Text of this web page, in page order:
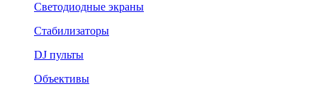
Светодиодные экраны
Стабилизаторы
DJ пульты
Объективы